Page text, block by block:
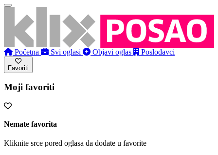
Početna Svi oglasi Objavi oglas Poslodavci
Favoriti
Moji favoriti
Nemate favorita
Kliknite srce pored oglasa da dodate u favorite